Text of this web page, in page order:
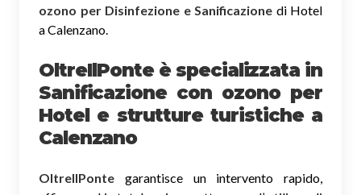
ozono per Disinfezione e Sanificazione di Hotel
a Calenzano.
OltreIlPonte è specializzata in
Sanificazione con ozono per
Hotel e strutture turistiche a
Calenzano
OltreIlPonte garantisce un intervento rapido,